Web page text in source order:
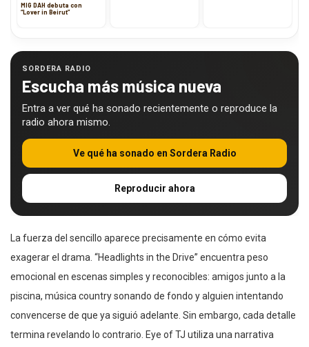
MIG DAH debuta con
“Lover in Beirut”
SORDERA RADIO
Escucha más música nueva
Entra a ver qué ha sonado recientemente o reproduce la
radio ahora mismo.
Ve qué ha sonado en Sordera Radio
Reproducir ahora
La fuerza del sencillo aparece precisamente en cómo evita
exagerar el drama. “Headlights in the Drive” encuentra peso
emocional en escenas simples y reconocibles: amigos junto a la
piscina, música country sonando de fondo y alguien intentando
convencerse de que ya siguió adelante. Sin embargo, cada detalle
termina revelando lo contrario. Eye of TJ utiliza una narrativa